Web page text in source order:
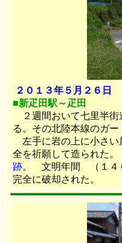
２０１３年５月２６日
■新疋田駅～疋田
２週間おいて七里半街
る。その北陸本線のガー
左手に岩の上に小さい
全を祈願して造られた
跡。 文明年間 （１４
完全に破却された